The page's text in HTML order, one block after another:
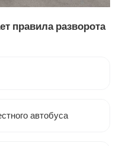
правила разворота
автобуса